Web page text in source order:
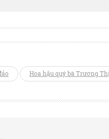
Hoa hậu quý bà Trương